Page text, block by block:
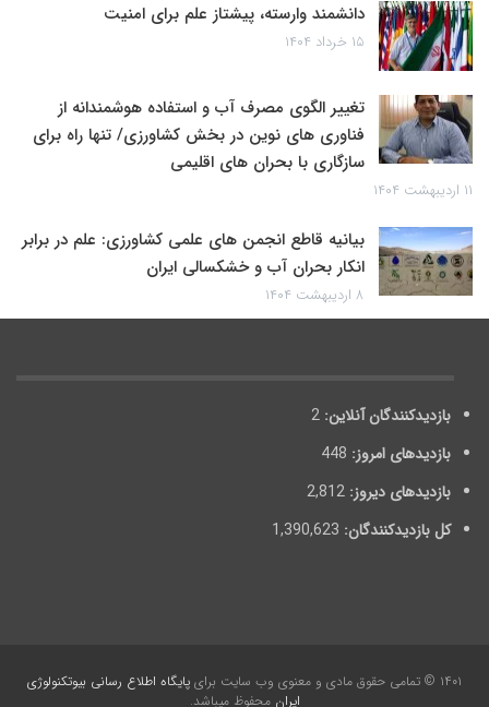
دانشمند وارسته، پیشتاز علم برای امنیت
۱۵ خرداد ۱۴۰۴
تغییر الگوی مصرف آب و استفاده هوشمندانه از
فناوری های نوین در بخش کشاورزی/ تنها راه برای
سازگاری با بحران های اقلیمی
۱۱ اردیبهشت ۱۴۰۴
بیانیه قاطع انجمن های علمی کشاورزی: علم در برابر
انکار بحران آب و خشکسالی ایران
۸ اردیبهشت ۱۴۰۴
بازدیدکنندگان آنلاین: 2
بازدیدهای امروز: 448
بازدیدهای دیروز: 2,812
کل بازدیدکنند‌گان: 1,390,623
۱۴۰۱ © تمامی حقوق مادی و معنوی وب سایت برای
پایگاه اطلاع رسانی بیوتکنولوژی
ایران محفوظ می‎باشد.